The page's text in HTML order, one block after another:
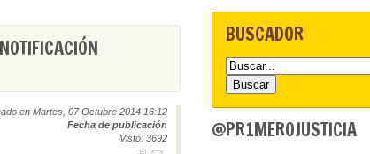
en Martes, 07 Octubre 2014 16:12
Fecha de publicación
Visto: 3692
BUSCADOR
@PR1MEROJUSTICIA